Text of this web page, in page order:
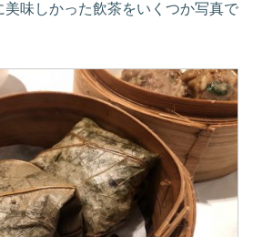
美味しかった飲茶をいくつか写真で